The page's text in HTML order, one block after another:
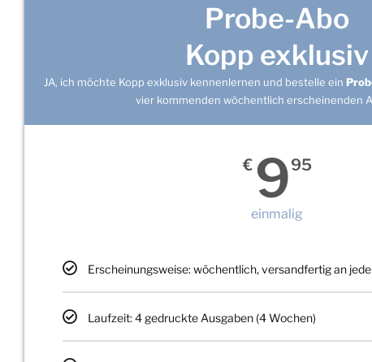
Probe-Abo
Kopp exklusiv
JA, ich möchte Kopp exklusiv kennenlernen und bestelle ein
vier kommenden wöchentlich erscheinenden
€ 995
einmalig
Erscheinungsweise: wöchentlich, versandfertig an
Laufzeit: 4 gedruckte Ausgaben (4 Wochen)